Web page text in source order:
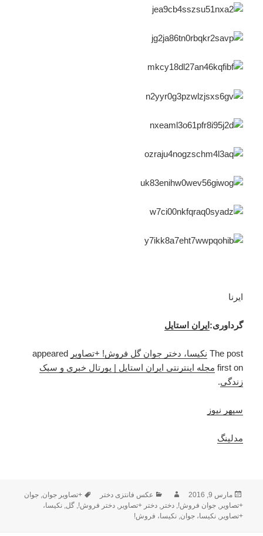
ایرنا
گرداوری: ایران استایل
The post نکیسا، دختر جوان گل فروش! +تصاویر appeared
first on مجله اینترنتی ایران استایل | پورتال خبری و سبک
زندگی.
سپهر نیوز
مدلینگ
ارسال
شده
در
مارس 9, 2016 نویسندهدسته‌ها
عکس فانتزی دختر برچسب‌ها
+تصاویر جوان,جوان
+تصاویر,جوان فروش!,دختر,دختر +تصاویر,دختر فروش!,گل,نکیسا،
+تصاویر,نکیسا، جوان,نکیسا، فروش!